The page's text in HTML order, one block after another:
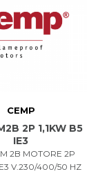
CEMP
2P 1,1KW B5
IE3
2B MOTORE 2P
V.230/400/50 HZ